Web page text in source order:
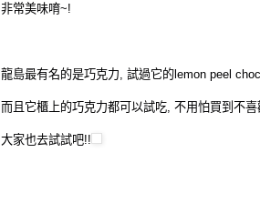
非常美味唷~!
龍島最有名的是巧克力, 試過它的lemon peel
而且它櫃上的巧克力都可以試吃, 不用怕買到不喜
大家也去試試吧!!